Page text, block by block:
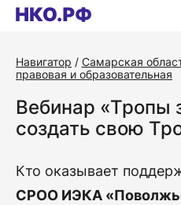
Навигатор Самарская
правовая и образовательная
Вебинар «Тропы
создать свою
Кто оказывает
СРОО ИЭКА